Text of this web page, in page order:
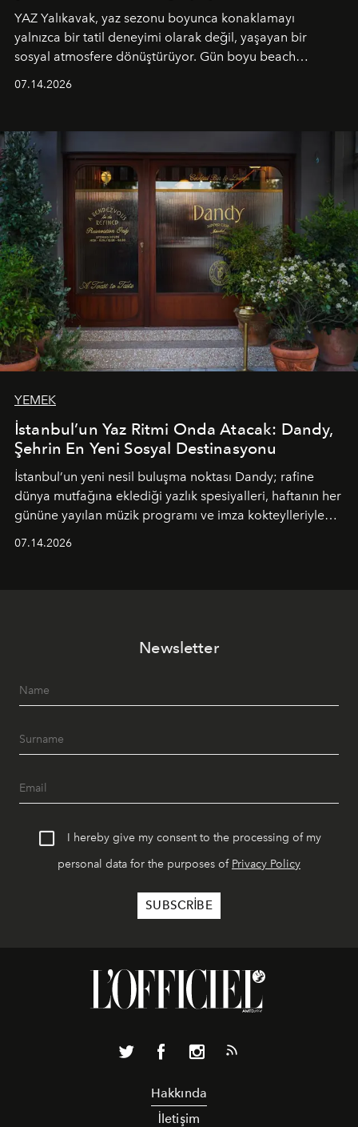
YAZ Yalıkavak, yaz sezonu boyunca konaklamayı
yalnızca bir tatil deneyimi olarak değil, yaşayan bir
sosyal atmosfere dönüştürüyor. Gün boyu beach
tematik gastronomi geceleri misafirlerle buluşuyor.
Paylaşıma, lezzete ve müziğe odaklanan bu özel
akşamlar, YAZ’ın sade lüks anlayışını gün batımından
geceye taşıyarak her hafta farklı bir deneyim sunuyor.
07.14.2026
YEMEK
İstanbul’un Yaz Ritmi Onda Atacak: Dandy,
Şehrin En Yeni Sosyal Destinasyonu
İstanbul’un yeni nesil buluşma noktası Dandy; rafine
dünya mutfağına eklediği yazlık spesiyalleri, haftanın her
gününe yayılan müzik programı ve imza kokteylleriyle
07.14.2026
Newsletter
I hereby give my consent to the processing of my
personal data for the purposes of Privacy Policy
Hakkında
İletişim